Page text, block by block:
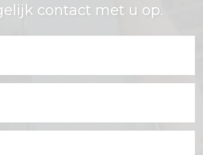
contact met u op.